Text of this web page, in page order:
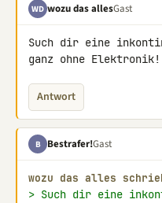
WD wozu das allesGast
Such dir eine
ganz ohne
Antwort
B Bestrafer!Gast
wozu das alles
> Such dir eine